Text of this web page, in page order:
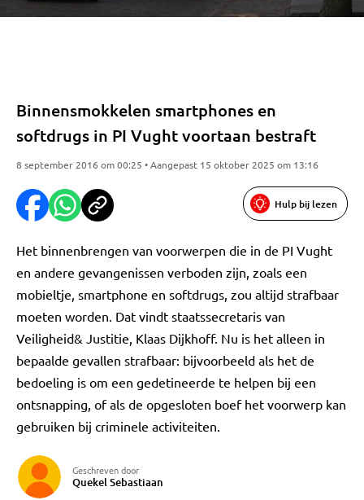
Binnensmokkelen smartphones en
softdrugs in PI Vught voortaan bestraft
8 september 2016 om 00:25 • Aangepast 15 oktober 2025 om 13:16
Hulp bij lezen
Het binnenbrengen van voorwerpen die in de PI Vught
en andere gevangenissen verboden zijn, zoals een
mobieltje, smartphone en softdrugs, zou altijd strafbaar
moeten worden. Dat vindt staatssecretaris van
Veiligheid& Justitie, Klaas Dijkhoff. Nu is het alleen in
bepaalde gevallen strafbaar: bijvoorbeeld als het de
bedoeling is om een gedetineerde te helpen bij een
ontsnapping, of als de opgesloten boef het voorwerp kan
gebruiken bij criminele activiteiten.
Geschreven door
Quekel Sebastiaan